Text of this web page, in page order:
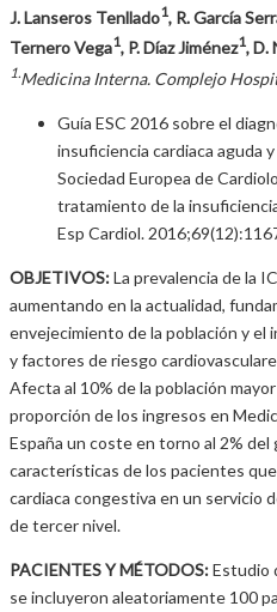
J. Lanseros Tenllado1, R. García
Ternero Vega1, P. Díaz Jiménez1, D.
1.Medicina Interna. Complejo
Guía ESC 2016 sobre el
insuficiencia cardiaca aguda
Sociedad Europea de
tratamiento de la
Esp Cardiol.
OBJETIVOS:La prevalencia de la
aumentando en la actualidad,
envejecimiento de la población y el
y factores de riesgo
Afecta al 10% de la población
proporción de los ingresos en
España un coste en torno al 2%
características de los pacientes
cardiaca congestiva en un servicio
de tercer nivel.
PACIENTES Y MÉTODOS:Estudio
se incluyeron aleatoriamente 100